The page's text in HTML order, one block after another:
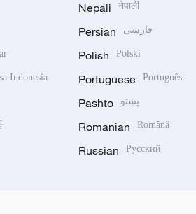
Indonesia
Nepali नेपाली
Persian فارسی
Polish Polski
Portuguese Português
Pashto پښتو
Romanian Română
Russian Русский